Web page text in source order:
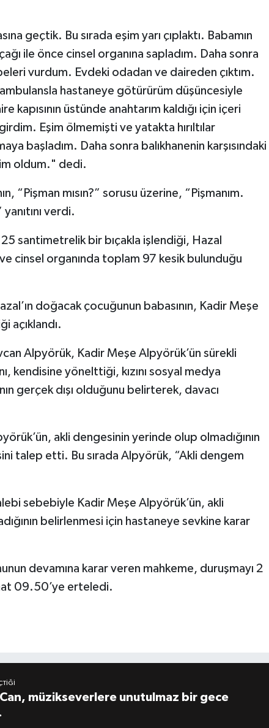
geçtik. Bu sırada eşim yarı çıplaktı. Babamın
ile önce cinsel organına sapladım. Daha sonra
vurdum. Evdeki odadan ve daireden çıktım.
hastaneye götürürüm düşüncesiyle
üstünde anahtarım kaldığı için içeri
Eşim ölmemişti ve yatakta hırıltılar
başladım. Daha sonra balıkhanenin karşısındaki
oldum." dedi.
“Pişman mısın?” sorusu üzerine, “Pişmanım.
verdi.
santimetrelik bir bıçakla işlendiği, Hazal
cinsel organında toplam 97 kesik bulunduğu
doğacak çocuğunun babasının, Kadir Meşe
açıklandı.
Alpyörük, Kadir Meşe Alpyörük’ün sürekli
kendisine yönelttiği, kızını sosyal medya
gerçek dışı olduğunu belirterek, davacı
akli dengesinin yerinde olup olmadığının
talep etti. Bu sırada Alpyörük, “Akli dengem
sebebiyle Kadir Meşe Alpyörük’ün, akli
belirlenmesi için hastaneye sevkine karar
devamına karar veren mahkeme, duruşmayı 2
09.50’ye erteledi.
müzikseverlere unutulmaz bir gece